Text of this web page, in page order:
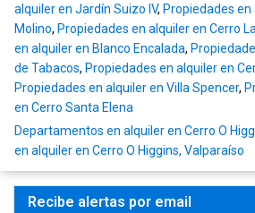
alquiler en Jardín Suizo IV, Propiedades
Molino, Propiedades en alquiler en Cerro
en alquiler en Blanco Encalada,
de Tabacos, Propiedades en alquiler en
Propiedades en alquiler en Villa Spencer,
en Cerro Santa Elena
Departamentos en alquiler en Cerro O
en alquiler en Cerro O Higgins, Valparaíso
Recibe alertas por email